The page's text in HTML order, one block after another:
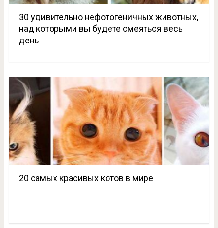
30 удивительно нефотогеничных животных,
над которыми вы будете смеяться весь
день
20 самых красивых котов в мире